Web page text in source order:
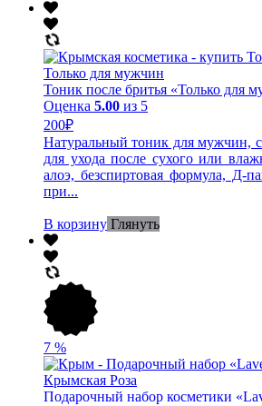
Тоник после бритья «Только для
Оценка 5.00 из 5
200₽
Натуральный тоник для мужчин,
для ухода после сухого или
алоэ, безспиртовая формула, Д-
при...
В корзину Глянуть
7 %
Подарочный набор косметики